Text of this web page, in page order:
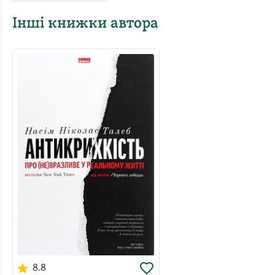
Наше життя — сума постійних несподіванок, малих
або великих. Пригадайте, тільки за останні п'ять років
у світі трапилося чимало подій, яких ми й уявити собі
Інші книжки автора
8.8